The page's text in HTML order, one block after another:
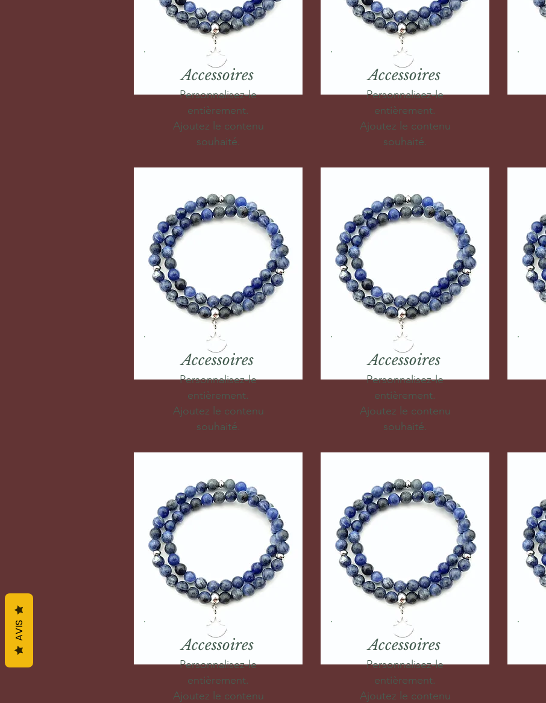
Accessoires
Personnalisez-le
entièrement.
Ajoutez le contenu
souhaité.
Accessoires
Personnalisez-le
entièrement.
Ajoutez le contenu
souhaité.
Accessoires
Personnalisez-le
entièrement.
Ajoutez le contenu
Accessoires
Personnalisez-le
entièrement.
Ajoutez le contenu
souhaité.
Accessoires
Personnalisez-le
entièrement.
Ajoutez le contenu
souhaité.
Accessoires
Personnalisez-le
entièrement.
Ajoutez le contenu
AVIS